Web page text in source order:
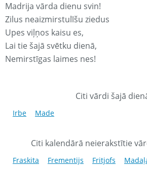
Madrija vārda dienu svin!
Zilus neaizmirstulīšu ziedus
Upes viļņos kaisu es,
Lai tie šajā svētku dienā,
Nemirstīgas laimes nes!
Citi vārdi šajā
Irbe Made
Citi kalendārā neierakstītie
Fraskita Frementijs Fritjofs